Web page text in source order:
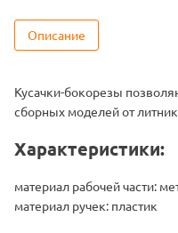
Описание
Кусачки-бокорезы
сборных моделей от
Характеристики:
материал рабочей части:
материал ручек: пластик